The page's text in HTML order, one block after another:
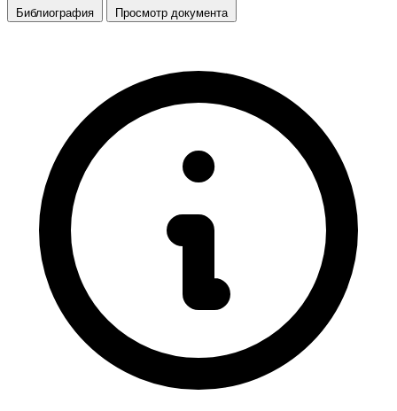
Библиография Просмотр документа